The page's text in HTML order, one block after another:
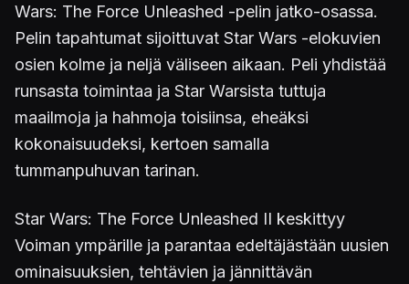
Wars: The Force Unleashed -pelin jatko-osassa.
Pelin tapahtumat sijoittuvat Star Wars -elokuvien
osien kolme ja neljä väliseen aikaan. Peli yhdistää
runsasta toimintaa ja Star Warsista tuttuja
maailmoja ja hahmoja toisiinsa, eheäksi
kokonaisuudeksi, kertoen samalla
tummanpuhuvan tarinan.
Star Wars: The Force Unleashed II keskittyy
Voiman ympärille ja parantaa edeltäjästään uusien
ominaisuuksien, tehtävien ja jännittävän